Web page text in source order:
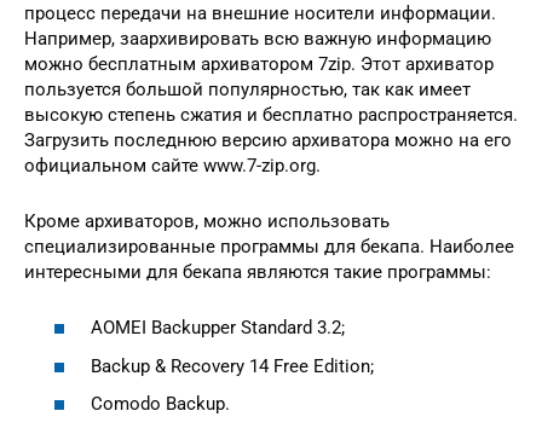
процесс передачи на внешние носители информации.
Например, заархивировать всю важную информацию
можно бесплатным архиватором 7zip. Этот архиватор
пользуется большой популярностью, так как имеет
высокую степень сжатия и бесплатно распространяется.
Загрузить последнюю версию архиватора можно на его
официальном сайте www.7-zip.org.
Кроме архиваторов, можно использовать
специализированные программы для бекапа. Наиболее
интересными для бекапа являются такие программы:
AOMEI Backupper Standard 3.2;
Backup & Recovery 14 Free Edition;
Comodo Backup.